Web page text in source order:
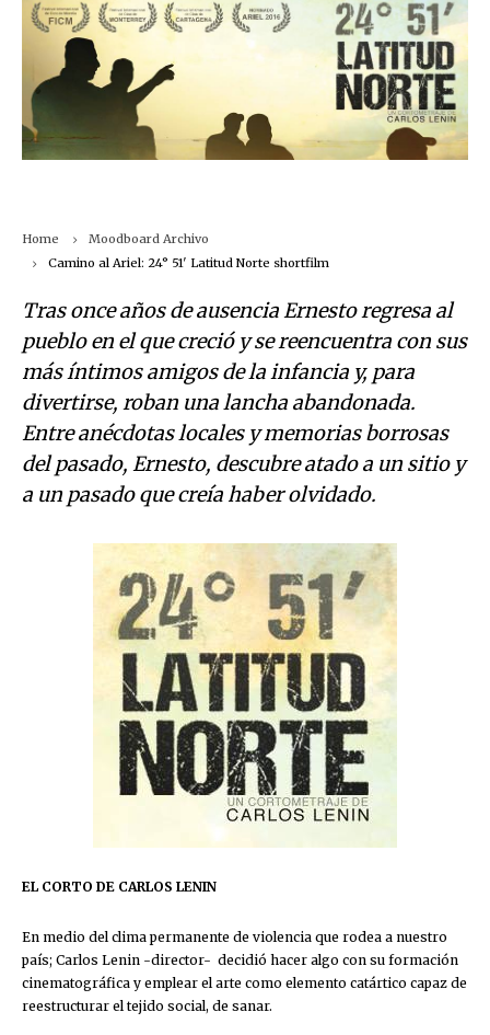
Home Moodboard Archivo
Camino al Ariel: 24° 51′ Latitud Norte shortfilm
Tras once años de ausencia Ernesto regresa al
pueblo en el que creció y se reencuentra con sus
más íntimos amigos de la infancia y, para
divertirse, roban una lancha abandonada.
Entre anécdotas locales y memorias borrosas
del pasado, Ernesto, descubre atado a un sitio y
a un pasado que creía haber olvidado.
EL CORTO DE CARLOS LENIN
En medio del clima permanente de violencia que rodea a nuestro
país; Carlos Lenin -director- decidió hacer algo con su formación
cinematográfica y emplear el arte como elemento catártico capaz de
reestructurar el tejido social, de sanar.